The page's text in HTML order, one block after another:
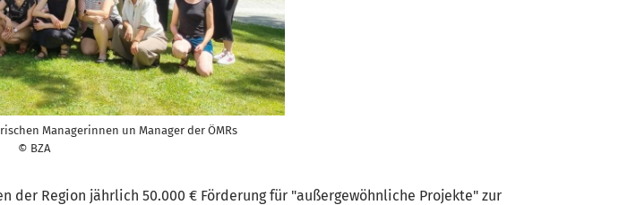
Managerinnen un Manager der ÖMRs
© BZA
Region jährlich 50.000 € Förderung für "außergewöhnliche Projekte" zur